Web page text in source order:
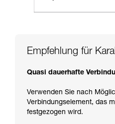
Empfehlung für
Quasi dauerhafte
Verwenden Sie nach
Verbindungselement, das
festgezogen wird.